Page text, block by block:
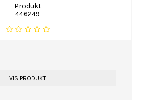
Produkt
446249
VIS PRODUKT